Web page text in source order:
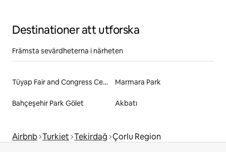
Destinationer att utforska
Främsta sevärdheterna i närheten
Tüyap Fair and Congress Center Marmara Park
Bahçeşehir Park Gölet Akbatı
Airbnb Turkiet Tekirdağ Çorlu Region